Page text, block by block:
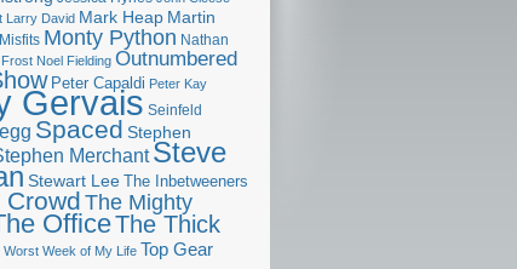
Larry David Mark Heap Martin
Misfits Monty Python Nathan
Noel Fielding Outnumbered
Peter Capaldi Peter Kay
Gervais Seinfeld
Spaced Stephen
Merchant Steve
Stewart Lee The Inbetweeners
The Mighty
OfficeThe Thick
Worst Week of My Life Top Gear